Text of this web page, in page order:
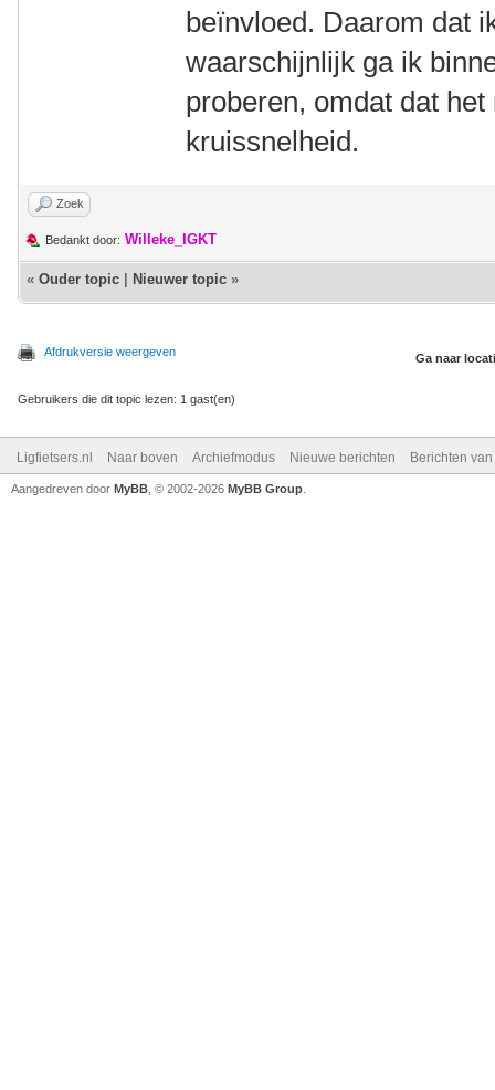
beïnvloed. Daarom dat
waarschijnlijk ga ik
proberen, omdat dat
kruissnelheid.
Zoek
Bedankt door: Willeke_IGKT
« Ouder topic Nieuwer topic »
Afdrukversie weergeven Ga naar
Gebruikers die dit topic lezen: 1 gast(en)
Ligfietsers.nl Naar boven Archiefmodus Nieuwe berichten Berichten
Aangedreven door MyBB , © 2002-2026 MyBB Group